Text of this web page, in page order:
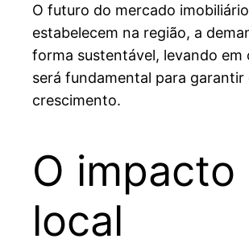
O futuro do mercado
estabelecem na região, a
forma sustentável, levando
será fundamental para
crescimento.
O
local